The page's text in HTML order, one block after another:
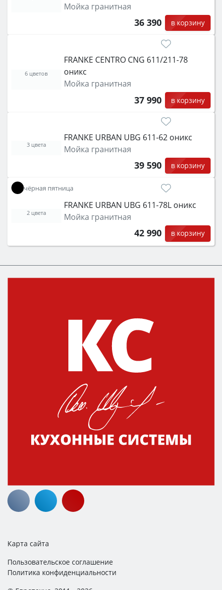
Мойка гранитная
36 390 в корзину
FRANKE CENTRO CNG 611/211-78
оникс
Мойка гранитная
37 990 в корзину
6 цветов
FRANKE URBAN UBG 611-62 оникс
Мойка гранитная
39 590 в корзину
3 цвета
чёрная пятница
FRANKE URBAN UBG 611-78L оникс
Мойка гранитная
42 990 в корзину
2 цвета
Карта сайта
Пользовательское соглашение
Политика конфиденциальности